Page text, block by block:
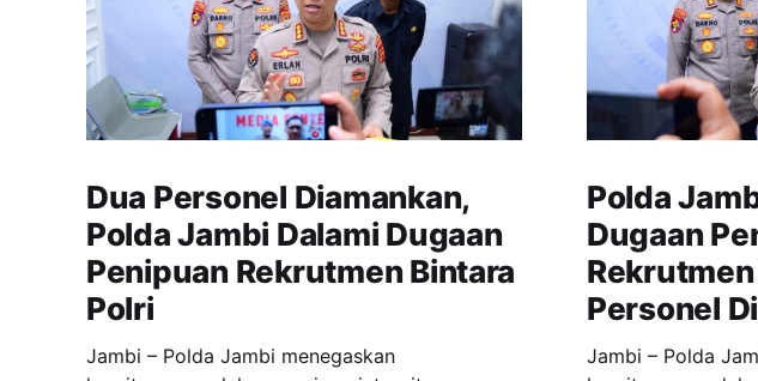
Dua Personel Diamankan,
Polda Jambi Dalami Dugaan
Penipuan Rekrutmen Bintara
Polri
Jambi – Polda Jambi menegaskan
Polda
Dugaan
Personel
Jambi – Polda